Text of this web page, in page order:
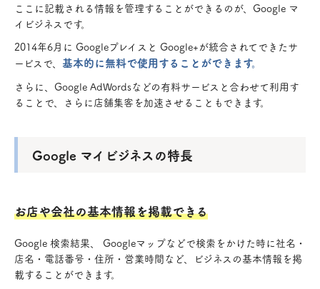
ここに記載される情報を管理することができるのが、Google マ
イビジネスです。
2014年6月に Googleプレイスと Google+が統合されてできたサ
ービスで、 基本的に無料で使用することができます。
さらに、Google AdWordsなどの有料サービスと合わせて利用す
ることで、さらに店舗集客を加速させることもできます。
Google マイビジネスの特長
お店や会社の基本情報を掲載できる
Google 検索結果、 Googleマップなどで検索をかけた時に社名・
店名・電話番号・住所・営業時間など、ビジネスの基本情報を掲
載することができます。